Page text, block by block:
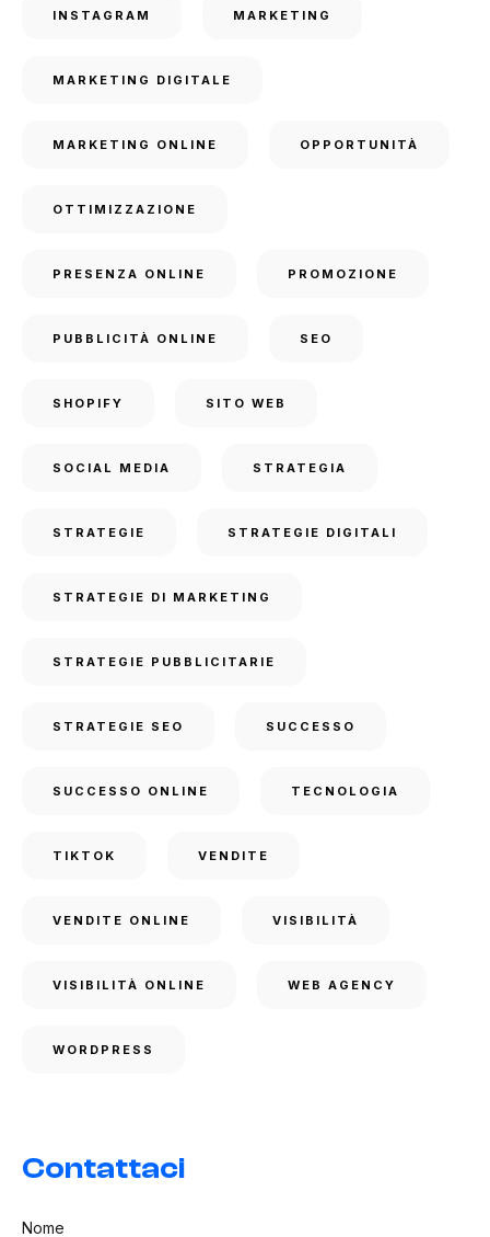
INSTAGRAM MARKETING
MARKETING DIGITALE
MARKETING ONLINE OPPORTUNITÀ
OTTIMIZZAZIONE
PRESENZA ONLINE PROMOZIONE
PUBBLICITÀ ONLINE SEO
SHOPIFY SITO WEB
SOCIAL MEDIA STRATEGIA
STRATEGIE STRATEGIE DIGITALI
STRATEGIE DI MARKETING
STRATEGIE PUBBLICITARIE
STRATEGIE SEO SUCCESSO
SUCCESSO ONLINE TECNOLOGIA
TIKTOK VENDITE
VENDITE ONLINE VISIBILITÀ
VISIBILITÀ ONLINE WEB AGENCY
WORDPRESS
Contattaci
Nome